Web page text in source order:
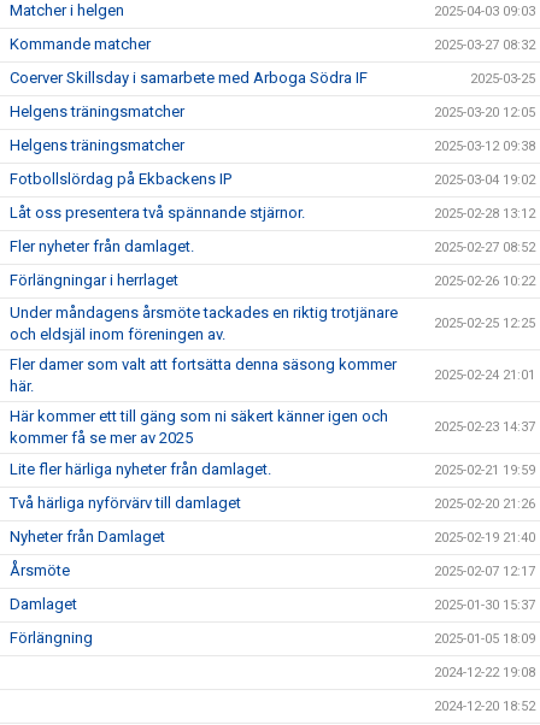
Matcher i helgen 2025-04-03 09:03
Kommande matcher 2025-03-27 08:32
Coerver Skillsday i samarbete med Arboga Södra IF 2025-03-25
Helgens träningsmatcher 2025-03-20 12:05
Helgens träningsmatcher 2025-03-12 09:38
Fotbollslördag på Ekbackens IP 2025-03-04 19:02
Låt oss presentera två spännande stjärnor. 2025-02-28 13:12
Fler nyheter från damlaget. 2025-02-27 08:52
Förlängningar i herrlaget 2025-02-26 10:22
Under måndagens årsmöte tackades en riktig trotjänare
och eldsjäl inom föreningen av.
2025-02-25 12:25
Fler damer som valt att fortsätta denna säsong kommer
här.
2025-02-24 21:01
Här kommer ett till gäng som ni säkert känner igen och
kommer få se mer av 2025
2025-02-23 14:37
Lite fler härliga nyheter från damlaget. 2025-02-21 19:59
Två härliga nyförvärv till damlaget 2025-02-20 21:26
Nyheter från Damlaget 2025-02-19 21:40
Årsmöte 2025-02-07 12:17
Damlaget 2025-01-30 15:37
Förlängning 2025-01-05 18:09
2024-12-22 19:08
2024-12-20 18:52